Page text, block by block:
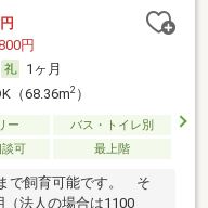
円
1ヶ月
（68.36m2）
ー
バス・トイレ別
可 最上階
で飼育可能です。 そ
法人の場合は1100